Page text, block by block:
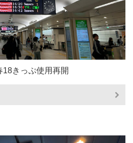
きっぷ使用再開